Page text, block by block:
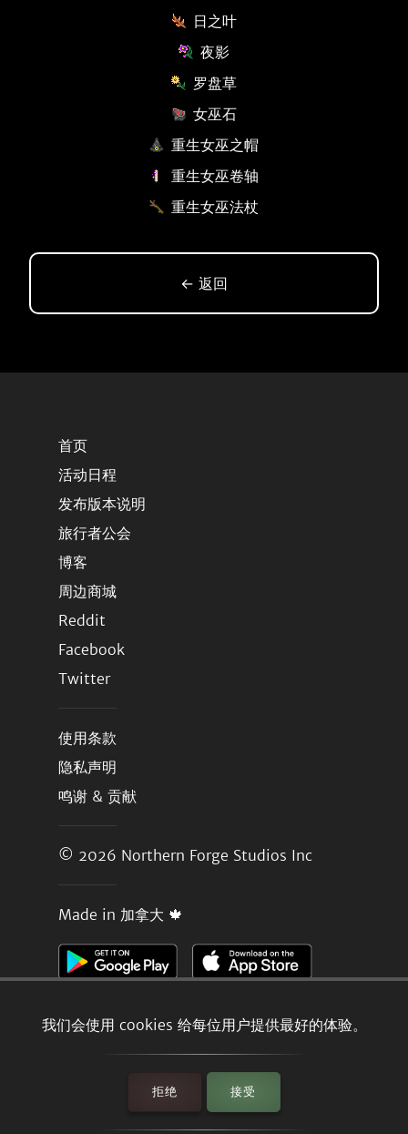
我们会使用 cookies 给每位用户提供最好的体验。
拒绝 接受
日之叶
夜影
罗盘草
女巫石
重生女巫之帽
重生女巫卷轴
重生女巫法杖
← 返回
首页
活动日程
发布版本说明
旅行者公会
博客
周边商城
Reddit
Facebook
Twitter
使用条款
隐私声明
鸣谢 & 贡献
© 2026 Northern Forge Studios Inc
Made in 加拿大 🍁